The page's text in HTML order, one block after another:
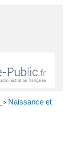
> Naissance et